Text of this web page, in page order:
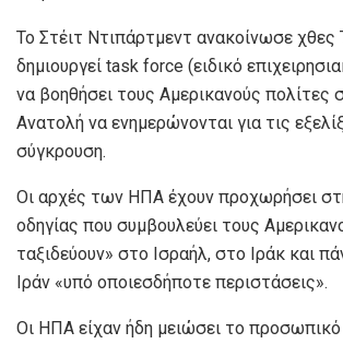
Το Στέιτ Ντιπάρτμεντ ανακοίνωσε χθες
δημιουργεί task force (ειδικό
να βοηθήσει τους Αμερικανούς πολίτες
Ανατολή να ενημερώνονται για τις
σύγκρουση.
Οι αρχές των ΗΠΑ έχουν προχωρήσει
οδηγίας που συμβουλεύει τους
ταξιδεύουν» στο Ισραήλ, στο Ιράκ και
Ιράν «υπό οποιεσδήποτε περιστάσεις».
Οι ΗΠΑ είχαν ήδη μειώσει το